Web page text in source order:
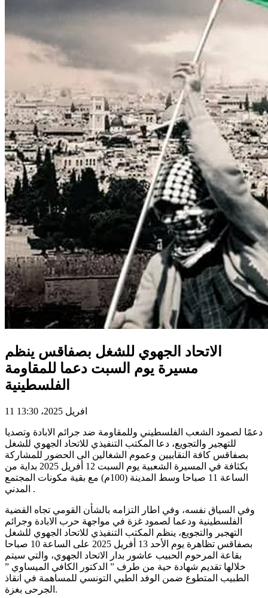
الاتحاد الجهوي للشغل بصفاقس ينظم
مسيرة يوم السبت دعما للمقاومة
الفلسطينية
11 افريل 2025، 13:30
دعمًا لصمود الشعب الفلسطيني وللمقاومة ضد جرائم الابادة وتصديا
للتهجير والتجويع، دعا المكتب التنفيذي للاتحاد الجهوي للشغل
بصفاقس كافة النقابيين وعموم الشغالين الى الحضور للمشاركة
بكثافة في المسيرة الشعبية يوم السبت 12 أفريل 2025 بداية من
الساعة 11 صباحا وسط المدينة (100م) مع بقية مكونات المجتمع
المدني .
وفي السياق نفسه، وفي اطار التزامه بالشأن القومي تجاه القضية
الفلسطينية ودعما لصمود غزة في مواجهة حرب الابادة وجرائم
التهجير والتجويع، ينظم المكتب التنفيذي للاتحاد الجهوي للشغل
بصفاقس تظاهرة يوم الأحد 13 أفريل 2025 على الساعة 10 صباحا
بقاعة المرحوم الحبيب عاشور بدار الاتحاد الجهوي، والتي سيتم
خلالها تقديم شهادة حية من طرف ” الدكتور الكافي الميساوي ”
الطبيب المتطوع ضمن الوفد الطبي التونسي للمساهمة في انقاذ
الجرحى بغزة.